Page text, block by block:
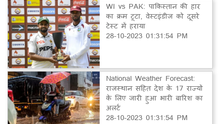
WI vs PAK: पाकिस्तान की हार
का क्रम टूटा, वेस्टइंडीज को दूसरे
टेस्ट में हराया
28-10-2023 01:31:54 PM
National Weather Forecast:
राजस्थान सहित देश के 17 राज्यों
के लिए जारी हुआ भारी बारिश का
अलर्ट
28-10-2023 01:31:54 PM